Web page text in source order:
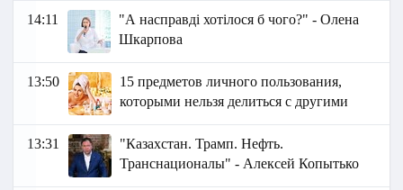
14:11
"А насправді хотілося б чого?" - Олена
Шкарпова
13:50
15 предметов личного пользования,
которыми нельзя делиться с другими
13:31
"Казахстан. Трамп. Нефть.
Транснационалы" - Алексей Копытько